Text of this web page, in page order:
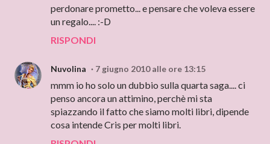
perdonare prometto... e pensare che voleva essere
un regalo.... :-D
RISPONDI
Nuvolina 7 giugno 2010 alle ore 13:15
mmm io ho solo un dubbio sulla quarta saga.... ci
penso ancora un attimino, perchè mi sta
spiazzando il fatto che siamo molti libri, dipende
cosa intende Cris per molti libri.